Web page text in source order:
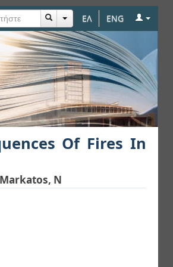
ΕΛ ENG
Of Fires In
Markatos, N